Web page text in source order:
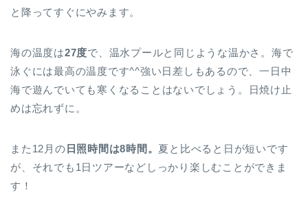
と降ってすぐにやみます。
海の温度は27度で、温水プールと同じような温かさ。海で
泳ぐには最高の温度です^^強い日差しもあるので、一日中
海で遊んでいても寒くなることはないでしょう。日焼け止
めは忘れずに。
また12月の 日照時間は8時間。 夏と比べると日が短いです
が、それでも1日ツアーなどしっかり楽しむことができま
す！